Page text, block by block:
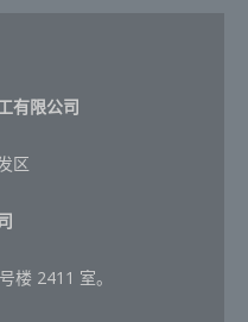
有限公司
区
楼 2411 室。